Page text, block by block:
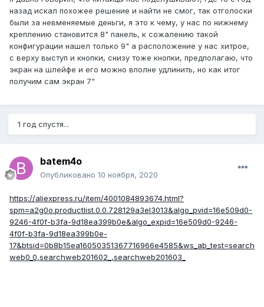
назад искал похожее решение и найти не смог, так отголоски
были за невменяемые деньги, я это к чему, у нас по нижнему
креплению становится 8" панель, к сожалению такой
конфигурации нашел только 9" а расположение у нас хитрое,
с верху выступ и кнопки, снизу тоже кнопки, предполагаю, что
экран на шлейфе и его можно вполне удлинить, но как итог
получим сам экран 7"
1 год спустя...
batem4o
Опубликовано 10 ноября, 2020
https://aliexpress.ru/item/4001084893674.html?
spm=a2g0o.productlist.0.0.728129a3eI3013&algo_pvid=16e509d0-
9246-4f0f-b3fa-9d18ea399b0e&algo_expid=16e509d0-9246-
4f0f-b3fa-9d18ea399b0e-
17&btsid=0b8b15ea16050351367716966e4585&ws_ab_test=search
web0_0,searchweb201602_,searchweb201603_